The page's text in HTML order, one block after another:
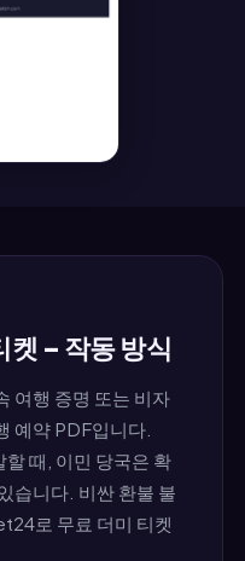
– 작동 방식
여행 증명 또는 비자
예약 PDF입니다.
때, 이민 당국은 확
습니다. 비싼 환불 불
로 무료 더미 티켓